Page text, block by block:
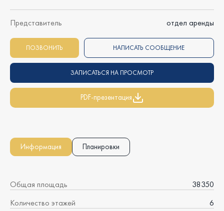
Представитель отдел аренды
ПОЗВОНИТЬ НАПИСАТЬ СООБЩЕНИЕ
ЗАПИСАТЬСЯ НА ПРОСМОТР
PDF-презентация
Информация Планировки
Общая площадь
38350
Количество этажей
6